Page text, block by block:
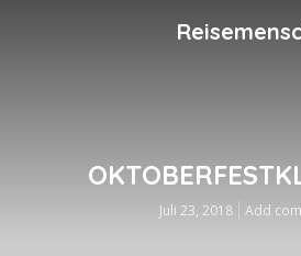
Juli 23, 2018 Add